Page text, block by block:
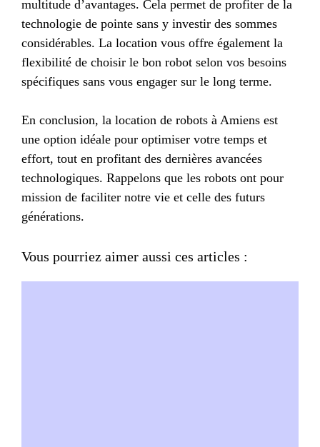
multitude d’avantages. Cela permet de profiter de la
technologie de pointe sans y investir des sommes
considérables. La location vous offre également la
flexibilité de choisir le bon robot selon vos besoins
spécifiques sans vous engager sur le long terme.
En conclusion, la location de robots à Amiens est
une option idéale pour optimiser votre temps et
effort, tout en profitant des dernières avancées
technologiques. Rappelons que les robots ont pour
mission de faciliter notre vie et celle des futurs
générations.
Vous pourriez aimer aussi ces articles :